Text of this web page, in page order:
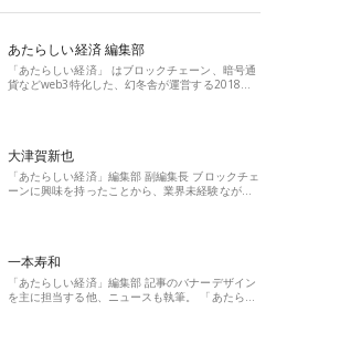
あたらしい経済 編集部
「あたらしい経済」 はブロックチェーン、暗号通
貨などweb3特化した、幻冬舎が運営する2018…
大津賀新也
「あたらしい経済」編集部 副編集長 ブロックチェ
ーンに興味を持ったことから、業界未経験なが…
一本寿和
「あたらしい経済」編集部 記事のバナーデザイン
を主に担当する他、ニュースも執筆。 「あたら…